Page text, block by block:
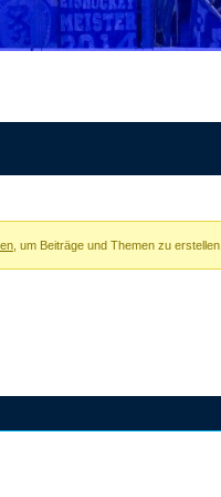
, um Beiträge und Themen zu erstellen.